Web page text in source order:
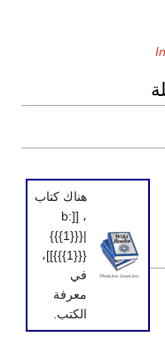
هناك كتاب
، [[b:
{{{1}}}|
{{{1}}}]]،
في
معرفة
الكتب.